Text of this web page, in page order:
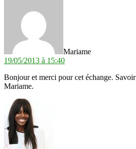
Mariame
19/05/2013 à 15:40
Bonjour et merci pour cet échange.
Mariame.